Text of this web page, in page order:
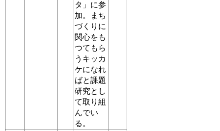
タ」に参
加。まち
づくりに
関心をも
つてもら
うキッカ
ケになれ
ばと課題
研究とし
て取り組
んでい
る。